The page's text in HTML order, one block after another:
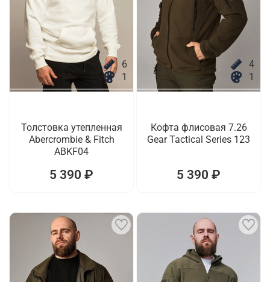
6
1
Толстовка утепленная
Abercrombie & Fitch
ABKF04
5 390 ₽
4
1
Кофта флисовая 7.26
Gear Tactical Series 123
5 390 ₽